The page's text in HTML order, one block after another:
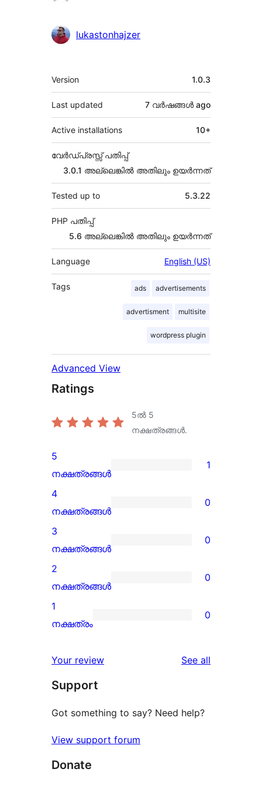
lukastonhajzer
Meta
Version 1.0.3
Last updated 7 വര്‍ഷങ്ങള്‍ ago
Active installations 10+
വേർഡ്പ്രസ്സ് പതിപ്പ്
3.0.1 അല്ലെങ്കില്‍ അതിലും ഉയര്‍ന്നത്
Tested up to 5.3.22
PHP പതിപ്പ്
5.6 അല്ലെങ്കില്‍ അതിലും ഉയര്‍ന്നത്
Language English (US)
Tags ads advertisements
advertisment multisite
wordpress plugin
Advanced View
Ratings
5ൽ 5
നക്ഷത്രങ്ങൾ.
1
5-
star
review
5
നക്ഷത്രങ്ങൾ
1
0
4-
star
reviews
4
നക്ഷത്രങ്ങൾ
0
0
3-
star
reviews
3
നക്ഷത്രങ്ങൾ
0
0
2-
star
2
നക്ഷത്രങ്ങൾ
0
0
star
1
നക്ഷത്രം
0
Your review See all
Support
Got something to say? Need help?
View support forum
Donate